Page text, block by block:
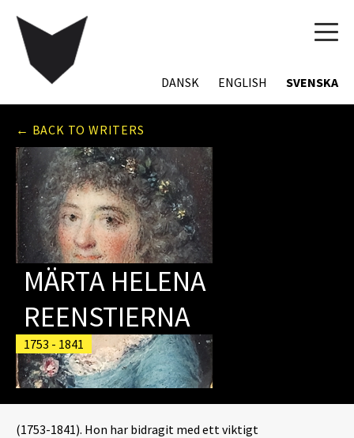
DANSK ENGLISH SVENSKA
← BACK TO WRITERS
MÄRTA HELENA
REENSTIERNA
1753 - 1841
(1753-1841). Hon har bidragit med ett viktigt